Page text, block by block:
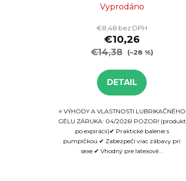
ml - VÝPREDAJ
Vyprodáno
€8,48 bez DPH
€10,26
€14,38 (–28 %)
DETAIL
⭐ VÝHODY A VLASTNOSTI LUBRIKAČNÉHO
GÉLU ZÁRUKA: 04/2026! POZOR! (produkt
po expirácii)✔ Praktické balenie s
pumpičkou.✔ Zabezpečí viac zábavy pri
sexe.✔ Vhodný pre latexové...